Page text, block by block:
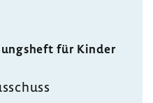
für Kinder